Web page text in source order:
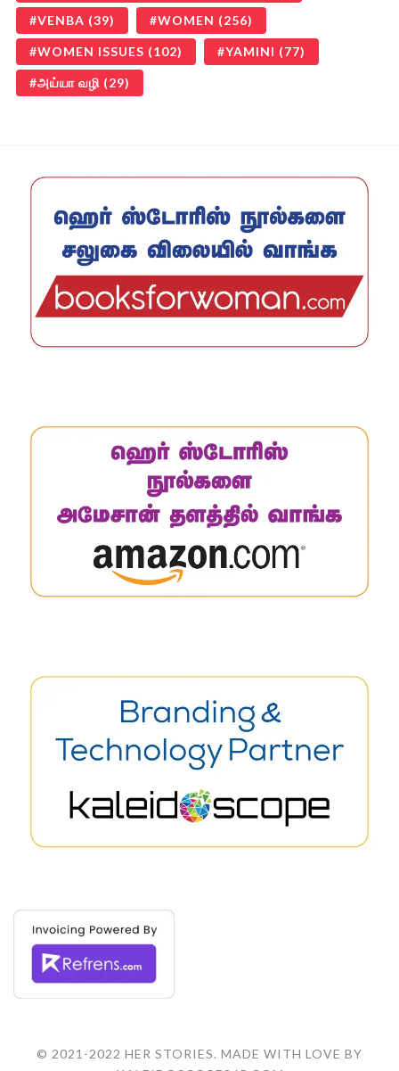
VENBA (39) WOMEN (256)
WOMEN ISSUES (102) YAMINI (77)
அய்யா வழி (29)
© 2021-2022 HER STORIES. MADE WITH LOVE BY